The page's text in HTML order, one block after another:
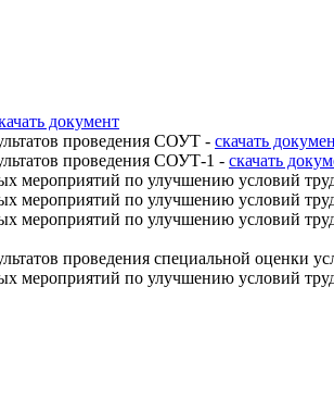
документ
проведения СОУТ - скачать
проведения СОУТ-1 - скачать
мероприятий по улучшению условий
мероприятий по улучшению условий
мероприятий по улучшению условий
проведения специальной оценки
мероприятий по улучшению условий